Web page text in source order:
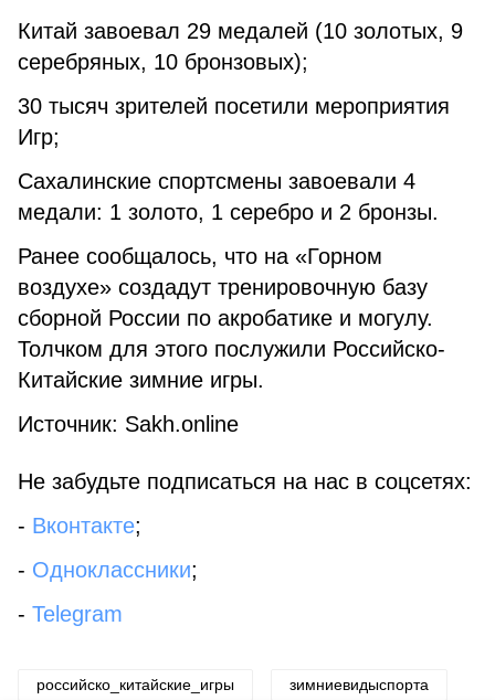
Китай завоевал 29 медалей (10 золотых, 9
серебряных, 10 бронзовых);
30 тысяч зрителей посетили мероприятия
Игр;
Сахалинские спортсмены завоевали 4
медали: 1 золото, 1 серебро и 2 бронзы.
Ранее сообщалось, что на «Горном
воздухе» создадут тренировочную базу
сборной России по акробатике и могулу.
Толчком для этого послужили Российско-
Китайские зимние игры.
Источник: Sakh.online
Не забудьте подписаться на нас в соцсетях:
- Вконтакте;
- Одноклассники;
- Telegram
российско_китайские_игры зимниевидыспорта